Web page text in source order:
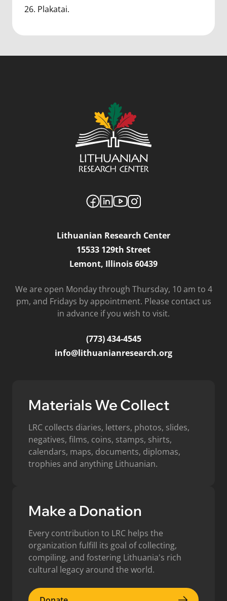
26. Plakatai.
Lithuanian Research Center
15533 129th Street
Lemont, Illinois 60439
We are open Monday through Thursday, 10 am to 4
pm, and Fridays by appointment. Please contact us
in advance if you wish to visit.
(773) 434-4545
info@lithuanianresearch.org
Materials We Collect
LRC collects diaries, letters, photos, slides,
negatives, films, coins, stamps, shirts,
calendars, maps, documents, diplomas,
trophies and anything Lithuanian.
Make a Donation
Every contribution to LRC helps the
organization fulfill its goal of collecting,
compiling, and fostering Lithuania's rich
cultural legacy around the world.